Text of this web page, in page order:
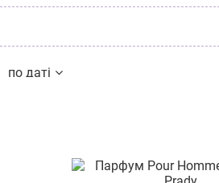
пр-т Оболонський, буд. 40
вул. Чорновола 19
вул. Хлібна 16
по даті